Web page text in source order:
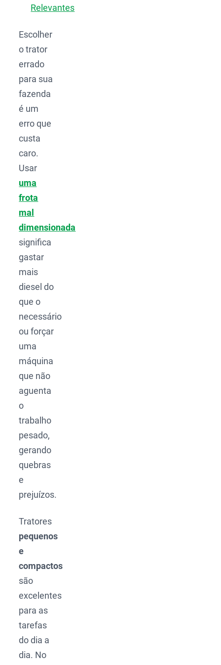
Relevantes
Escolher
o trator
errado
para sua
fazenda
é um
erro que
custa
caro.
Usar
uma
frota
mal
dimensionada
significa
gastar
mais
diesel do
que o
necessário
ou forçar
uma
máquina
que não
aguenta
o
trabalho
pesado,
gerando
quebras
e
prejuízos.
Tratores
pequenos
e
compactos
são
excelentes
para as
tarefas
do dia a
dia. No